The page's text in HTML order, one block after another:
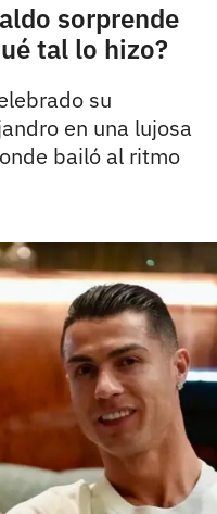
sorprende
tal lo hizo?
su
en una lujosa
bailó al ritmo